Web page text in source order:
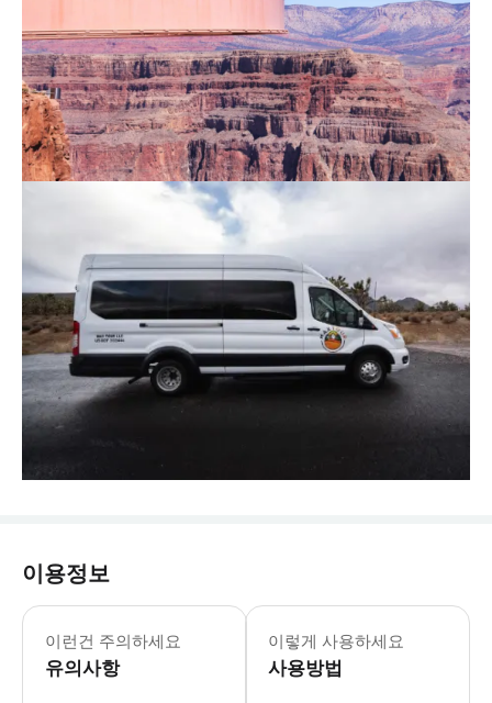
이용정보
이런건 주의하세요
유의사항
무료 다과와 스낵, 잦은 휴식, 네바다
이렇게 사용하세요
사용방법